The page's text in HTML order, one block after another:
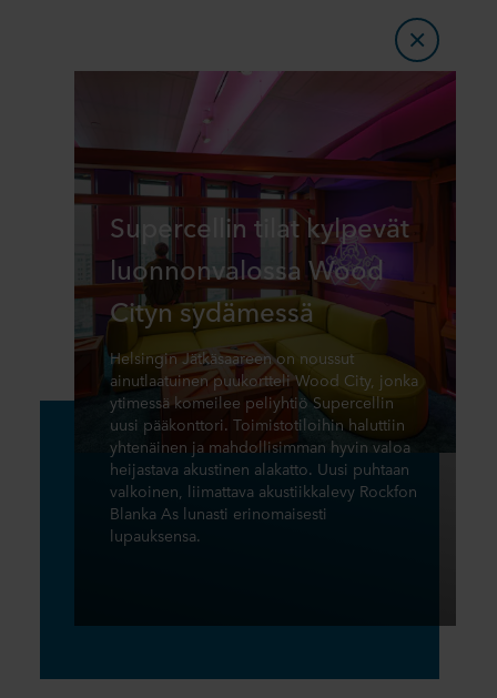
Supercellin tilat kylpevät
luonnonvalossa Wood
Cityn sydämessä
Helsingin Jätkäsaareen on noussut
ainutlaatuinen puukortteli Wood City, jonka
ytimessä komeilee peliyhtiö Supercellin
uusi pääkonttori. Toimistotiloihin haluttiin
yhtenäinen ja mahdollisimman hyvin valoa
heijastava akustinen alakatto. Uusi puhtaan
valkoinen, liimattava akustiikkalevy Rockfon
Blanka As lunasti erinomaisesti
lupauksensa.